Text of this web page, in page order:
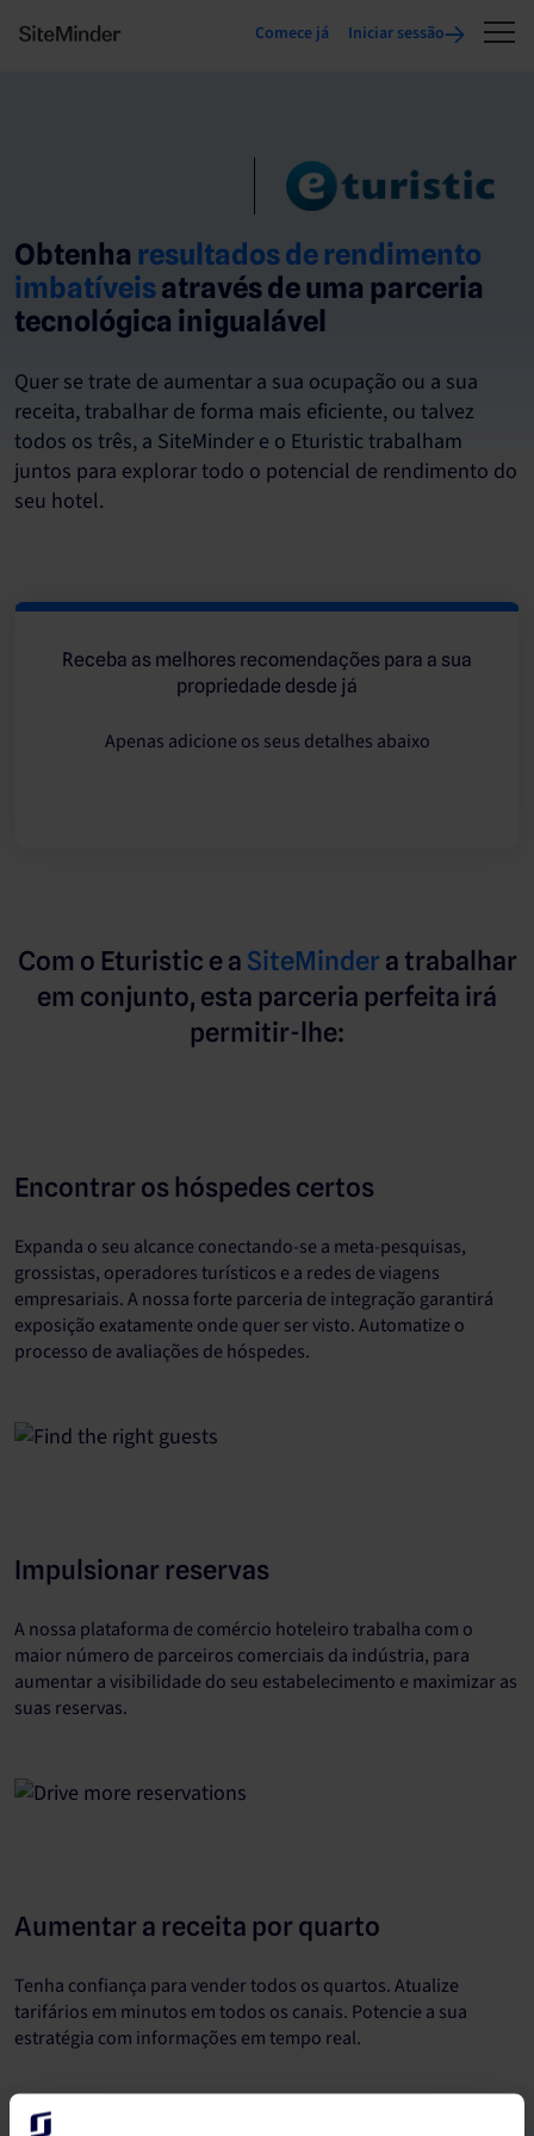
Comece já Iniciar sessão
Obtenha resultados de rendimento
imbatíveisatravés de uma parceria
tecnológica inigualável
Quer se trate de aumentar a sua ocupação ou a sua
receita, trabalhar de forma mais eficiente, ou talvez
todos os três, a SiteMinder e o Eturistic trabalham
juntos para explorar todo o potencial de rendimento do
seu hotel.
Receba as melhores recomendações para a sua
propriedade desde já
Apenas adicione os seus detalhes abaixo
Com o Eturistic e a SiteMinder a trabalhar
em conjunto, esta parceria perfeita irá
permitir-lhe:
Encontrar os hóspedes certos
Expanda o seu alcance conectando-se a meta-pesquisas,
grossistas, operadores turísticos e a redes de viagens
empresariais. A nossa forte parceria de integração garantirá
exposição exatamente onde quer ser visto. Automatize o
processo de avaliações de hóspedes.
Impulsionar reservas
A nossa plataforma de comércio hoteleiro trabalha com o
maior número de parceiros comerciais da indústria, para
aumentar a visibilidade do seu estabelecimento e maximizar as
suas reservas.
Aumentar a receita por quarto
Tenha confiança para vender todos os quartos. Atualize
tarifários em minutos em todos os canais. Potencie a sua
estratégia com informações em tempo real.